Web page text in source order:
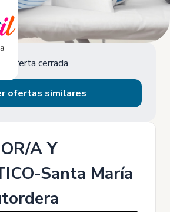
Oferta cerrada
ofertas similares
A Y
Santa María